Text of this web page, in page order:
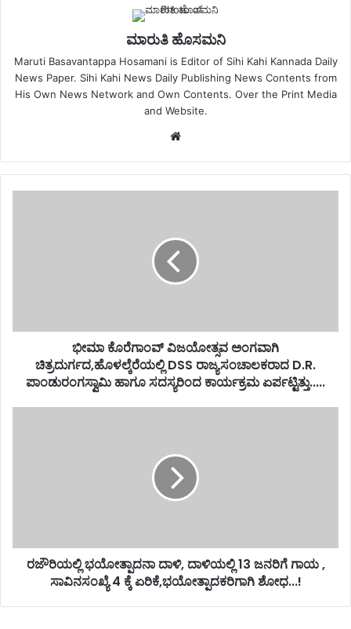
ಮಾರುತಿ ಹೊಸಮನಿ
Maruti Basavantappa Hosamani is Editor of Sihi Kahi Kannada Daily
News Paper. Sihi Kahi News Daily Publishing News Contents from
His Own News Network and Own Contents. Over the Print Media
and Website.
Website
ಭೀಮಾ ಕೊರೆಗಾಂವ್ ವಿಜಯೋತ್ಸವ ಅಂಗವಾಗಿ
ಚಿತ್ರದುರ್ಗದ,ಹೊಳಲ್ಕೆರೆಯಲ್ಲಿ DSS ರಾಜ್ಯಸಂಚಾಲಕರಾದ D.R.
ಪಾಂಡುರಂಗಸ್ವಾಮಿ ಹಾಗೂ ಸದಸ್ಯರಿಂದ ಕಾರ್ಯಕ್ರಮ ಏರ್ಪಟ್ಟಿತ್ತು.....
ರಜೌರಿಯಲ್ಲಿ ಭಯೋತ್ಪಾದನಾ ದಾಳಿ, ದಾಳಿಯಲ್ಲಿ 13 ಜನರಿಗೆ ಗಾಯ ,
ಸಾವಿನಸಂಖ್ಯೆ 4 ಕ್ಕೆ ಏರಿಕೆ,ಭಯೋತ್ಪಾದಕರಿಗಾಗಿ ಶೋಧ...!